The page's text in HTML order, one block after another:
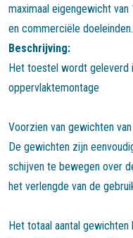
maximaal eigengewicht
en commerciële doeleinden.
Beschrijving:
Het toestel wordt geleverd
oppervlaktemontage
Voorzien van gewichten
De gewichten zijn
schijven te bewegen over
het verlengde van de
Het totaal aantal